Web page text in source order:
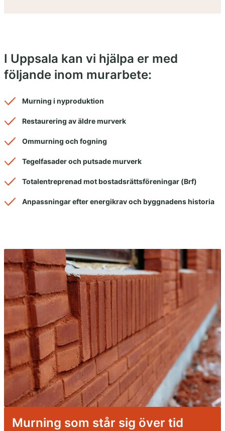
I Uppsala kan vi hjälpa er med
följande inom murarbete:
Murning i nyproduktion
Restaurering av äldre murverk
Ommurning och fogning
Tegelfasader och putsade murverk
Totalentreprenad mot bostadsrättsföreningar (Brf)
Anpassningar efter energikrav och byggnadens historia
Murning som står sig över tid